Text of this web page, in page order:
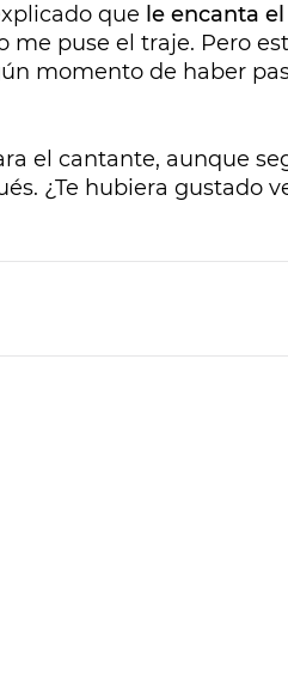
que le encanta
me puse el traje. Pero
momento de haber
el cantante, aunque
¿Te hubiera gustado